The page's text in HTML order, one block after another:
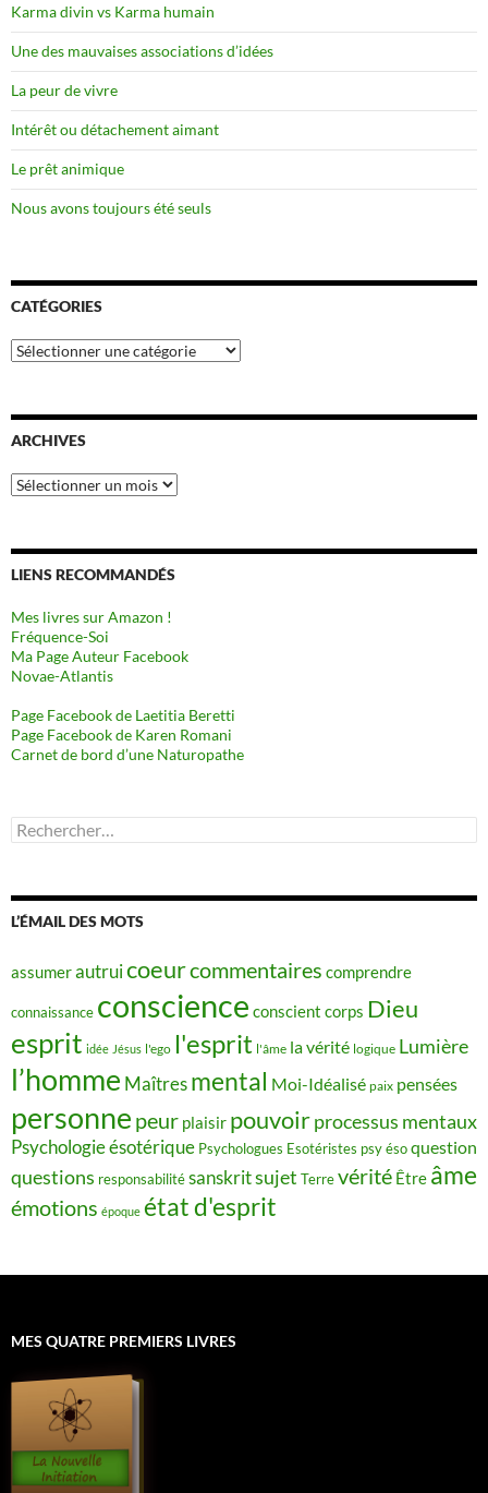
Karma divin vs Karma humain
Une des mauvaises associations d’idées
La peur de vivre
Intérêt ou détachement aimant
Le prêt animique
Nous avons toujours été seuls
CATÉGORIES
Catégories
ARCHIVES
Archives
LIENS RECOMMANDÉS
Mes livres sur Amazon !
Fréquence-Soi
Ma Page Auteur Facebook
Novae-Atlantis
Page Facebook de Laetitia Beretti
Page Facebook de Karen Romani
Carnet de bord d’une Naturopathe
Rechercher :
L’ÉMAIL DES MOTS
assumerautruicoeurcommentaires comprendre
connaissance conscience conscient corps Dieu
esprit idée Jésus l'ego l'esprit l'âme la vérité logique Lumière
l’homme Maîtres mental Moi-Idéalisé paix pensées
personne peur plaisir pouvoirprocessus mentaux
Psychologie ésotérique Psychologues Esotéristes psy ésoquestion
questions responsabilitésanskritsujet Terrevérité Être âme
émotions époque état d'esprit
MES QUATRE PREMIERS LIVRES